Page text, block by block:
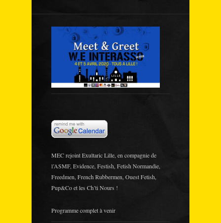
MEC rejoint Exultaric Lille, en compagnie de
l’ASMF, Evidence, Festish, Fetish Normandie,
Freedmen, French Rubbermen, Ouest Fetish,
Pup&Co et les Ch’ti Nours !
Programme complet à venir